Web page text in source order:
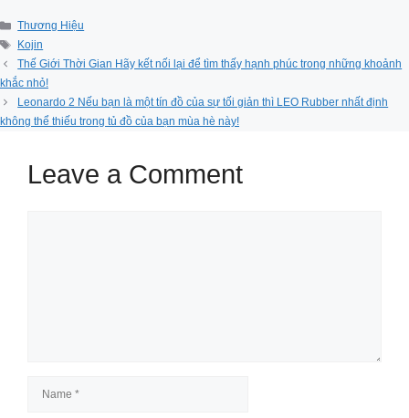
Categories
Thương Hiệu
Tags
Kojin
Thế Giới Thời Gian Hãy kết nối lại để tìm thấy hạnh phúc trong những khoảnh
khắc nhỏ!
Leonardo 2 Nếu bạn là một tín đồ của sự tối giản thì LEO Rubber nhất định
không thể thiếu trong tủ đồ của bạn mùa hè này!
Leave a Comment